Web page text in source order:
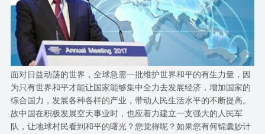
面对日益动荡的世界，全球急需一批维护世界和平的有生力量，因
为只有世界和平才能让国家能够集中全力去发展经济，增加国家的
综合国力，发展各种各样的产业，带动人民生活水平的不断提高。
故中国在积极发展空天事业时，也应着力建立一支强大的人民军
队，让地球村民看到和平的曙光？您觉得呢？如果您有何锦囊妙计